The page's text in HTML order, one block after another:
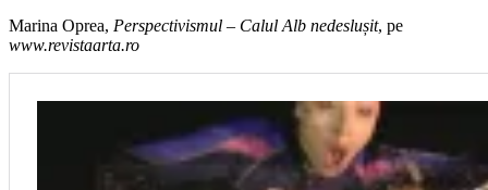
Marina Oprea, Perspectivismul – Calul Alb nedeslușit, pe
www.revistaarta.ro